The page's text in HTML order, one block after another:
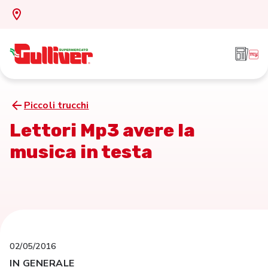
Piccoli trucchi
Lettori Mp3 avere la
musica in testa
02/05/2016
IN GENERALE